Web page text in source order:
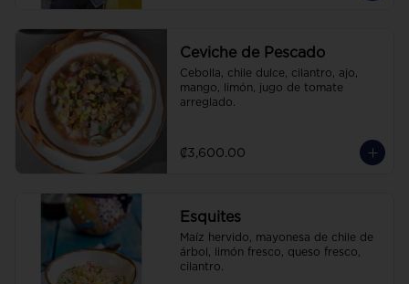
Ceviche de Pescado
Cebolla, chile dulce, cilantro, ajo,
mango, limón, jugo de tomate
arreglado.
₡3,600.00
Esquites
Maíz hervido, mayonesa de chile de
árbol, limón fresco, queso fresco,
cilantro.